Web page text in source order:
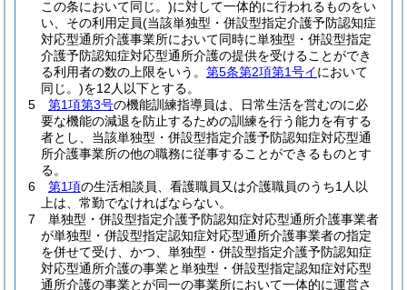
この条において同じ。)に対して一体的に行われるものをい
い、その利用定員(当該単独型・併設型指定介護予防認知症
対応型通所介護事業所において同時に単独型・併設型指定
介護予防認知症対応型通所介護の提供を受けることができ
る利用者の数の上限をいう。 第5条第2項第1号イにおいて
同じ。)を12人以下とする。
5
第1項第3号の機能訓練指導員は、日常生活を営むのに必
要な機能の減退を防止するための訓練を行う能力を有する
者とし、当該単独型・併設型指定介護予防認知症対応型通
所介護事業所の他の職務に従事することができるものとす
る。
6
第1項の生活相談員、看護職員又は介護職員のうち1人以
上は、常勤でなければならない。
7
単独型・併設型指定介護予防認知症対応型通所介護事業者
が単独型・併設型指定認知症対応型通所介護事業者の指定
を併せて受け、かつ、単独型・併設型指定介護予防認知症
対応型通所介護の事業と単独型・併設型指定認知症対応型
通所介護の事業とが同一の事業所において一体的に運営さ